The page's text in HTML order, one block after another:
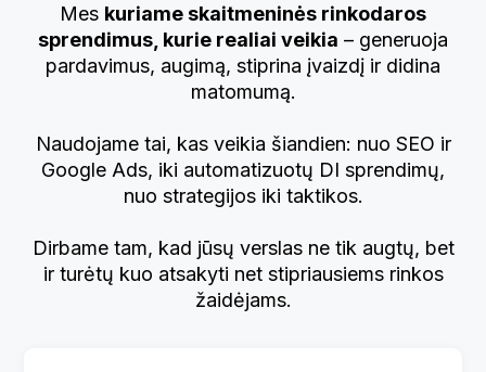
Mes kuriame skaitmeninės rinkodaros
sprendimus, kurie realiai veikia – generuoja
pardavimus, augimą, stiprina įvaizdį ir didina
matomumą.
Naudojame tai, kas veikia šiandien: nuo SEO ir
Google Ads, iki automatizuotų DI sprendimų,
nuo strategijos iki taktikos.
Dirbame tam, kad jūsų verslas ne tik augtų, bet
ir turėtų kuo atsakyti net stipriausiems rinkos
žaidėjams.